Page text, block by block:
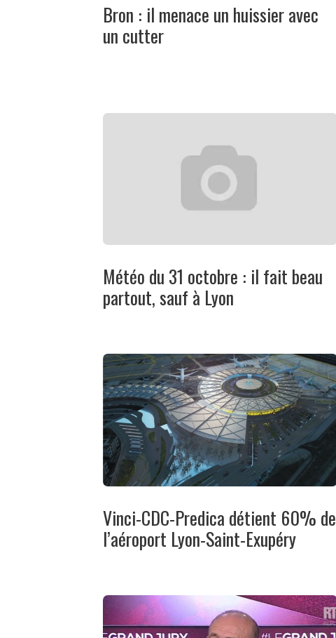
Bron : il menace un huissier avec
un cutter
Météo du 31 octobre : il fait beau
partout, sauf à Lyon
Vinci-CDC-Predica détient 60% de
l’aéroport Lyon-Saint-Exupéry